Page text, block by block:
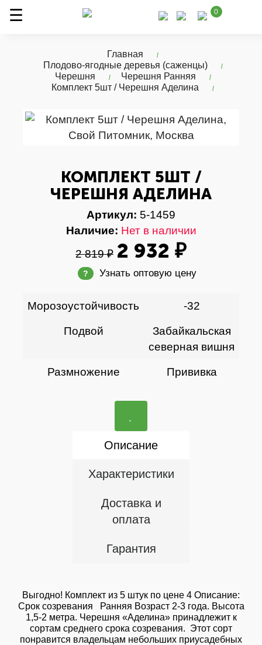
0
Главная
Плодово-ягодные деревья (саженцы)
Черешня
Черешня Ранняя
Комплект 5шт / Черешня Аделина
КОМПЛЕКТ 5ШТ /
ЧЕРЕШНЯ АДЕЛИНА
Артикул: 5-1459
Наличие: Нет в наличии
2 819 ₽ 2 932 ₽
? Узнать оптовую цену
Морозоустойчивость -32
Подвой
Забайкальская
северная вишня
Размножение Прививка
Описание
Характеристики
Доставка и
оплата
Гарантия
Выгодно! Комплект из 5 штук по цене 4 Описание:
Срок созревания Ранняя Возраст 2-3 года. Высота
1,5-2 метра. Черешня «Аделина» принадлежит к
сортам среднего срока созревания. Этот сорт
понравится владельцам небольших приусадебных